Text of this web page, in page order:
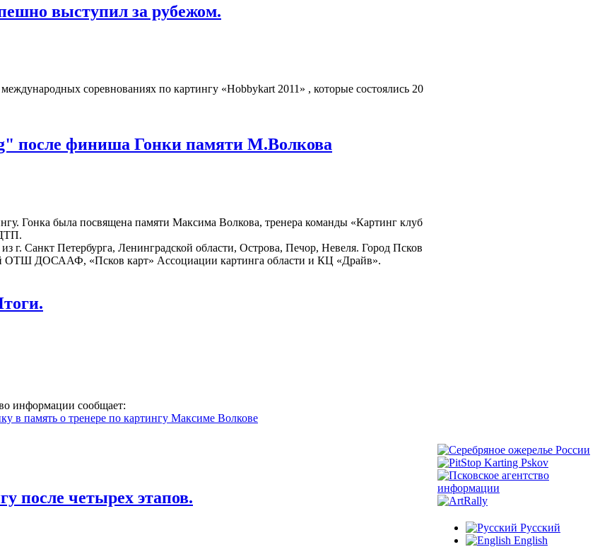
выступил за рубежом.
соревнованиях по картингу «Hobbykart 2011» , которые состоялись 20
после финиша Гонки памяти М.Волкова
Гонка была посвящена памяти Максима Волкова, тренера команды «Картинг клуб
г. Санкт Петербурга, Ленинградской области, Острова, Печор, Невеля. Город Псков
ОТШ ДОСААФ, «Псков карт» Ассоциации картинга области и КЦ «Драйв».
информации сообщает:
в память о тренере по картингу Максиме Волкове
после четырех этапов.
Русский
English